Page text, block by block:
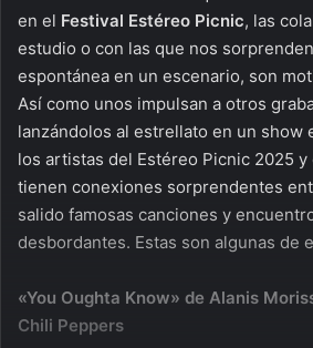
en el Festival Estéreo Picnic, las
estudio o con las que nos
espontánea en un escenario, son
Así como unos impulsan a otros
lanzándolos al estrellato en un show
los artistas del Estéreo Picnic 2025
tienen conexiones sorprendentes
salido famosas canciones y
desbordantes. Estas son algunas de
«You Oughta Know» de Alanis
Chili Peppers